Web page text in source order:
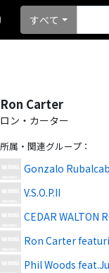
すべて
Ron Carter
ロン・カーター
所属・関連グループ：
Gonzalo
V.S.O.P.II
CEDAR WALTON
Ron Carter
Phil Woods